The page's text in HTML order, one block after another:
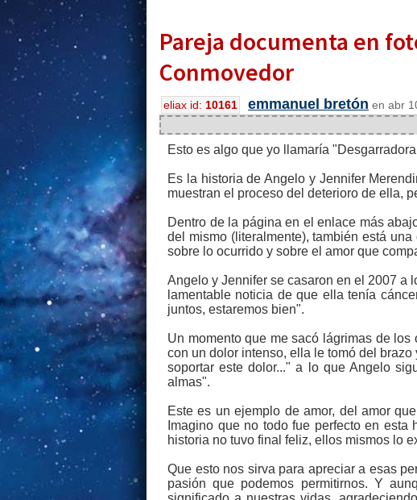
Pareja documenta en
Conmovedor
eliax id: 10161 emmanuel bretón en abr
Esto es algo que yo llamaría
Es la historia de Angelo y Jennifer
muestran el proceso del deterioro de ella,
Dentro de la página en el enlace más
del mismo (literalmente), también está
sobre lo ocurrido y sobre el amor que
Angelo y Jennifer se casaron en el 2007 a
lamentable noticia de que ella tenía
juntos, estaremos bien".
Un momento que me sacó lágrimas de
con un dolor intenso, ella le tomó del
soportar este dolor..." a lo que Angelo
almas".
Este es un ejemplo de amor, del amor
Imagino que no todo fue perfecto en
historia no tuvo final feliz, ellos mismos lo
Que esto nos sirva para apreciar a esas
pasión que podemos permitirnos. Y